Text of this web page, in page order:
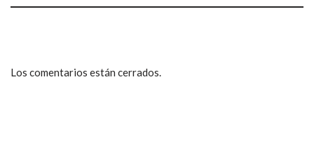
Los comentarios están cerrados.